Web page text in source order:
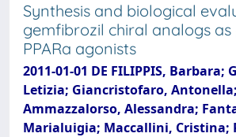
Synthesis and biological
gemfibrozil chiral analogs
PPARa agonists
2011-01-01 DE FILIPPIS, Barbara;
Letizia; Giancristofaro, Antonella;
Ammazzalorso, Alessandra;
Marialuigia; Maccallini, Cristina;